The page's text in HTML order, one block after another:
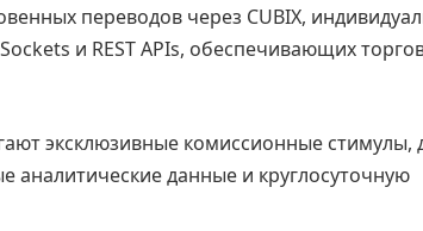
переводов через CUBIX,
и REST APIs, обеспечивающих
эксклюзивные комиссионные стимулы,
данные и круглосуточную